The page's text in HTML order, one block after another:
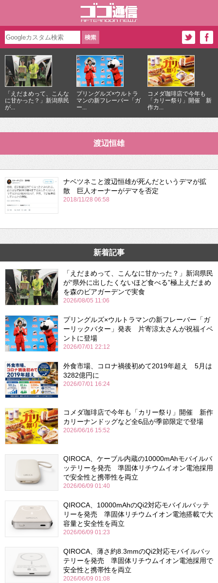
「えだまめって、こんな
に甘かった？」新潟県民
が...
プリングルズ×ウルトラ
マンの新フレーバー「ガ
ー...
コメダ珈琲店で今年も
「カリー祭り」開催 新
作カ...
渡辺恒雄
ナベツネこと渡辺恒雄が死んだというデマが拡
散 巨人オーナーがデマを否定
2018/11/28 06:58
新着記事
「えだまめって、こんなに甘かった？」新潟県民
が“県外に出したくないほど食べる”極上えだまめ
を森のビアガーデンで実食
2026/08/05 11:06
プリングルズ×ウルトラマンの新フレーバー「ガ
ーリックバター」発表 片寄涼太さんが祝福イベ
ントに登場
2026/07/01 22:12
外食市場、コロナ禍後初めて2019年超え 5月は
3282億円に
2026/07/01 16:24
コメダ珈琲店で今年も「カリー祭り」開催 新作
カリーナンドッグなど全6品が季節限定で登場
2026/06/16 15:52
QIROCA、ケーブル内蔵の10000mAhモバイルバ
ッテリーを発売 準固体リチウムイオン電池採用
で安全性と携帯性を両立
2026/06/09 01:40
QIROCA、10000mAhのQi2対応モバイルバッテ
リーを発売 準固体リチウムイオン電池搭載で大
容量と安全性を両立
2026/06/09 01:23
QIROCA、薄さ約8.3mmのQi2対応モバイルバッ
テリーを発売 準固体リチウムイオン電池採用で
安全性と携帯性を両立
2026/06/09 01:08